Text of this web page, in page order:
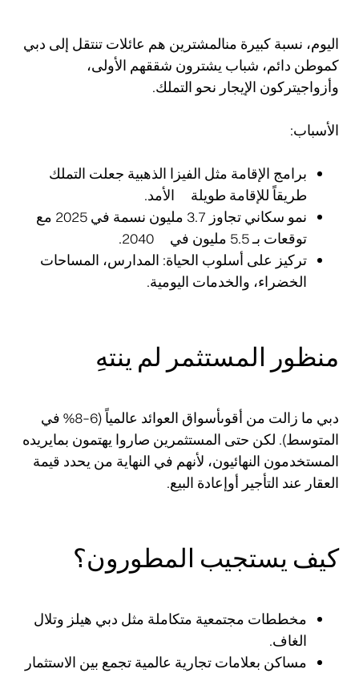
اليوم، نسبة كبيرة منالمشترين هم عائلات تنتقل إلى دبي
كموطن دائم، شباب يشترون شققهم الأولى،
وأزواجيتركون الإيجار نحو التملك.
الأسباب:
برامج الإقامة مثل الفيزا الذهبية جعلت التملك
طريقاً للإقامة طويلة الأمد.
نمو سكاني تجاوز 3.7 مليون نسمة في 2025 مع
توقعات بـ 5.5 مليون في 2040.
تركيز على أسلوب الحياة: المدارس، المساحات
الخضراء، والخدمات اليومية.
منظور المستثمر لم ينتهِ
دبي ما زالت من أقوىأسواق العوائد عالمياً (6–8% في
المتوسط). لكن حتى المستثمرين صاروا يهتمون بمايريده
المستخدمون النهائيون، لأنهم في النهاية من يحدد قيمة
العقار عند التأجير أوإعادة البيع.
كيف يستجيب المطورون؟
مخططات مجتمعية متكاملة مثل دبي هيلز وتلال
الغاف.
مساكن بعلامات تجارية عالمية تجمع بين الاستثمار